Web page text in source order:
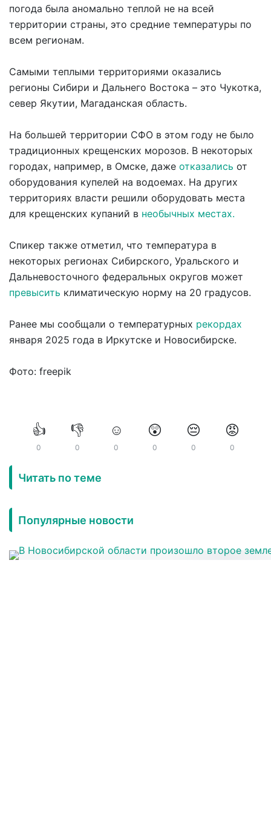
погода была аномально теплой не на всей
территории страны, это средние температуры по
всем регионам.
Самыми теплыми территориями оказались
регионы Сибири и Дальнего Востока – это Чукотка,
север Якутии, Магаданская область.
На большей территории СФО в этом году не было
традиционных крещенских морозов. В некоторых
городах, например, в Омске, даже отказались от
оборудования купелей на водоемах. На других
территориях власти решили оборудовать места
для крещенских купаний в необычных местах.
Спикер также отметил, что температура в
некоторых регионах Сибирского, Уральского и
Дальневосточного федеральных округов может
превысить климатическую норму на 20 градусов.
Ранее мы сообщали о температурных рекордах
января 2025 года в Иркутске и Новосибирске.
Фото: freepik
👍
0
👎
0
☺️
0
😲
0
😔
0
😡
0
Читать по теме
Популярные новости